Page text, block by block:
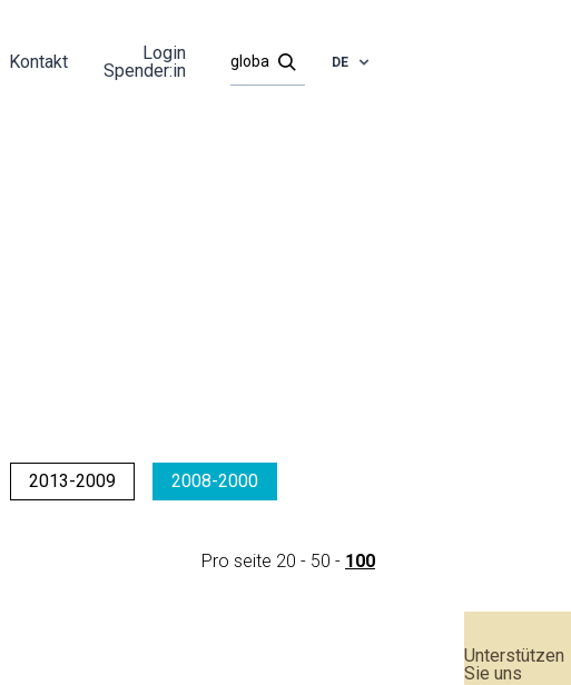
Unterstützen
Sie uns
Kontakt
Login
Spender:in
DE
2013-2009 2008-2000
Pro seite 20 - 50 - 100